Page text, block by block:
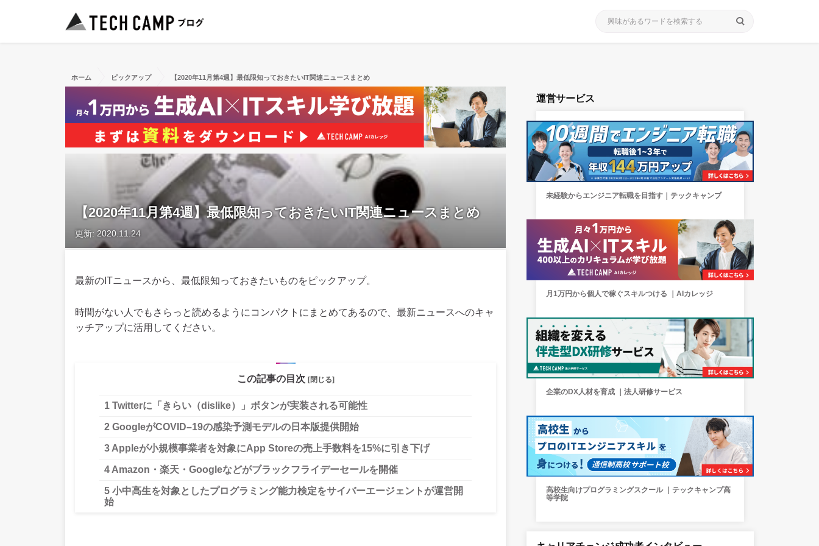
search
ホーム ピックアップ 【2020年11月第4週】最低限知っておきたいIT関連ニュースまとめ
【2020年11月第4週】最低限知っておきたいIT関連ニュースまとめ
更新: 2020.11.24
最新のITニュースから、最低限知っておきたいものをピックアップ。
時間がない人でもさらっと読めるようにコンパクトにまとめてあるので、最新ニュースへのキャ
ッチアップに活用してください。
この記事の目次 [閉じる]
1 Twitterに「きらい（dislike）」ボタンが実装される可能性
2 GoogleがCOVID–19の感染予測モデルの日本版提供開始
3 Appleが小規模事業者を対象にApp Storeの売上手数料を15%に引き下げ
4 Amazon・楽天・Googleなどがブラックフライデーセールを開催
5 小中高生を対象としたプログラミング能力検定をサイバーエージェントが運営開
始
運営サービス
未経験からエンジニア転職を目指す｜テックキャンプ
月1万円から個人で稼ぐスキルつける ｜AIカレッジ
企業のDX人材を育成 ｜法人研修サービス
高校生向けプログラミングスクール ｜テックキャンプ高
等学院